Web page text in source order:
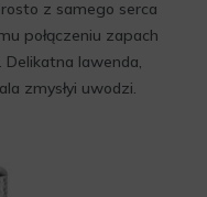
z samego serca
połączeniu zapach
Delikatna lawenda,
zmysłyi uwodzi.